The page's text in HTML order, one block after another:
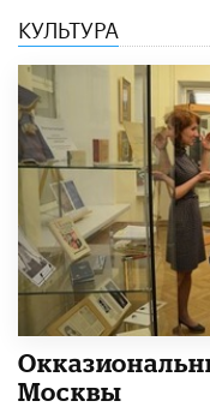
КУЛЬТУРА
Москвы